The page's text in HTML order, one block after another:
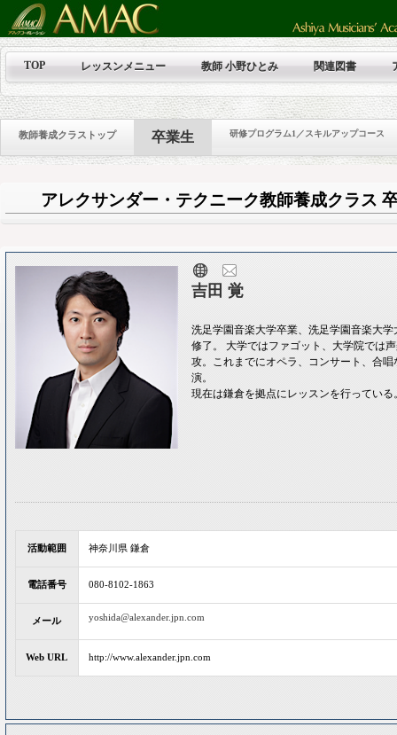
TOP レッスンメニュー 教師 小野ひとみ 関連図書
教師養成クラストップ 卒業生 研修プログラム1／スキルアップコース
アレクサンダー・テクニーク教師養成クラ
吉田 覚
洗足学園音楽大学卒業、洗足学園音楽大学
修了。 大学ではファゴット、大学院では
攻。これまでにオペラ、コンサート、合唱
演。
現在は鎌倉を拠点にレッスンを行っている
活動範囲 神奈川県 鎌倉
電話番号 080-8102-1863
メール yoshida@alexander.jpn.com
Web URL http://www.alexander.jpn.com